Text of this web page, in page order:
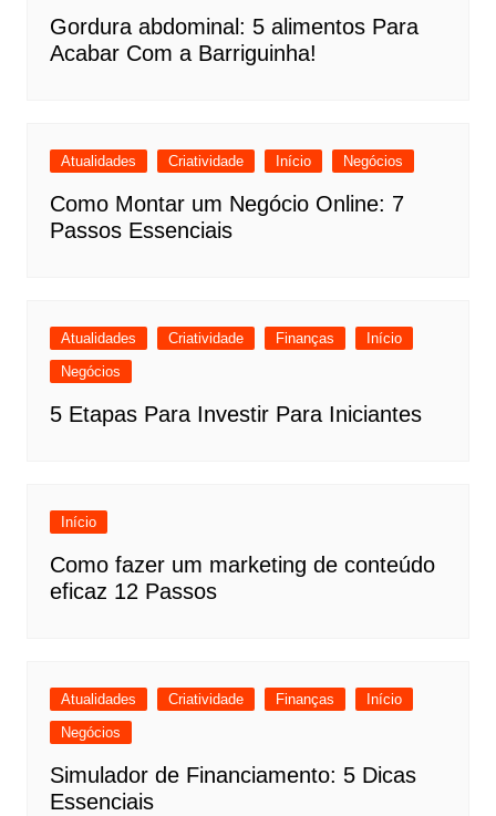
Gordura abdominal: 5 alimentos Para
Acabar Com a Barriguinha!
Atualidades Criatividade Início Negócios
Como Montar um Negócio Online: 7
Passos Essenciais
Atualidades Criatividade Finanças
Início
Negócios
5 Etapas Para Investir Para Iniciantes
Início
Como fazer um marketing de conteúdo
eficaz 12 Passos
Atualidades Criatividade Finanças
Início
Negócios
Simulador de Financiamento: 5 Dicas
Essenciais